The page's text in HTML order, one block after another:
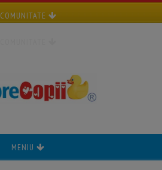
COMUNITATE
MENIU